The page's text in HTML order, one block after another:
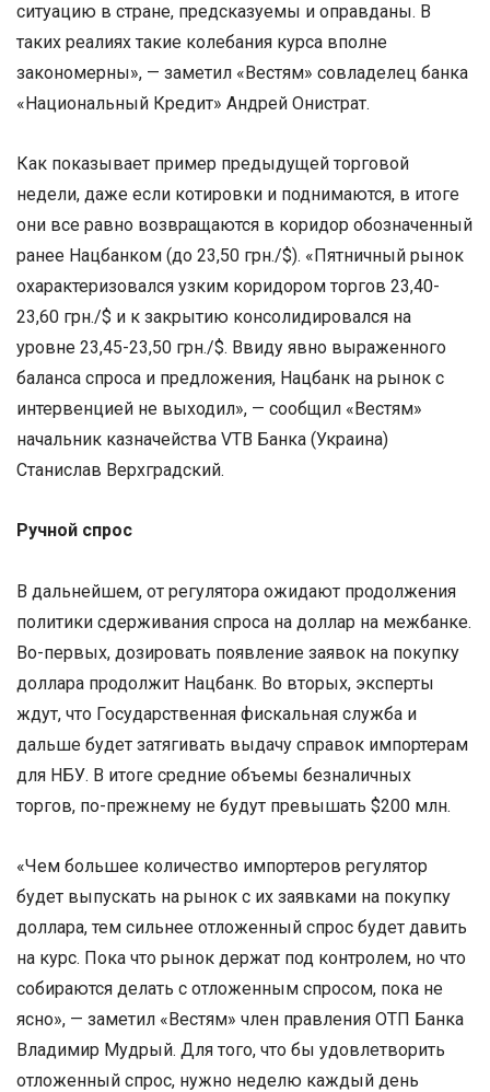
ситуацию в стране, предсказуемы и оправданы. В
таких реалиях такие колебания курса вполне
закономерны», — заметил «Вестям» совладелец банка
«Национальный Кредит» Андрей Онистрат.
Как показывает пример предыдущей торговой
недели, даже если котировки и поднимаются, в итоге
они все равно возвращаются в коридор обозначенный
ранее Нацбанком (до 23,50 грн./$). «Пятничный рынок
охарактеризовался узким коридором торгов 23,40-
23,60 грн./$ и к закрытию консолидировался на
уровне 23,45-23,50 грн./$. Ввиду явно выраженного
баланса спроса и предложения, Нацбанк на рынок с
интервенцией не выходил», — сообщил «Вестям»
начальник казначейства VTB Банка (Украина)
Станислав Верхградский.
Ручной спрос
В дальнейшем, от регулятора ожидают продолжения
политики сдерживания спроса на доллар на межбанке.
Во-первых, дозировать появление заявок на покупку
доллара продолжит Нацбанк. Во вторых, эксперты
ждут, что Государственная фискальная служба и
дальше будет затягивать выдачу справок импортерам
для НБУ. В итоге средние объемы безналичных
торгов, по-прежнему не будут превышать $200 млн.
«Чем большее количество импортеров регулятор
будет выпускать на рынок с их заявками на покупку
доллара, тем сильнее отложенный спрос будет давить
на курс. Пока что рынок держат под контролем, но что
собираются делать с отложенным спросом, пока не
ясно», — заметил «Вестям» член правления ОТП Банка
Владимир Мудрый. Для того, что бы удовлетворить
отложенный спрос, нужно неделю каждый день